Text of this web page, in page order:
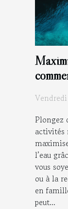
Plongez
activités
l’eau
vous
ou à la
en
peut...